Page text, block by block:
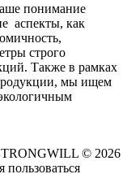
понимание
аспекты, как
строго
Также в рамках
мы ищем
© 2026